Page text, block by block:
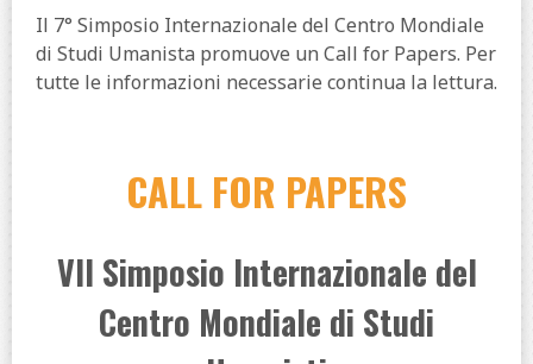
Il 7° Simposio Internazionale del Centro Mondiale
di Studi Umanista promuove un Call for Papers. Per
tutte le informazioni necessarie continua la lettura.
CALL FOR PAPERS
VII Simposio Internazionale del
Centro Mondiale di Studi